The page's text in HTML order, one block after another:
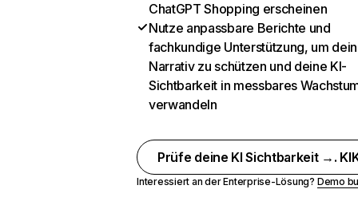
ChatGPT Shopping erscheinen
Nutze anpassbare Berichte und
fachkundige Unterstützung, um dein
Narrativ zu schützen und deine KI-
Sichtbarkeit in messbares
verwandeln
Prüfe deine KI Sichtbarkeit →.
Interessiert an der Enterprise-Lösung? Demo